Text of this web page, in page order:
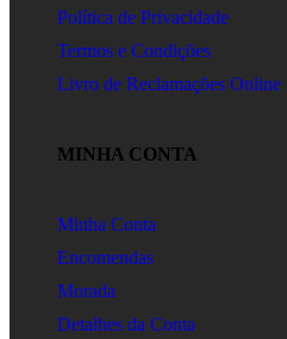
Política de Privacidade
Termos e Condições
Livro de Reclamações Online
MINHA CONTA
Minha Conta
Encomendas
Morada
Detalhes da Conta